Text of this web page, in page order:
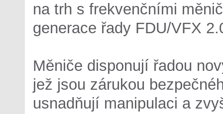
na trh s frekvenčními
generace řady FDU/VFX
Měniče disponují řadou
jež jsou zárukou
usnadňují manipulaci a